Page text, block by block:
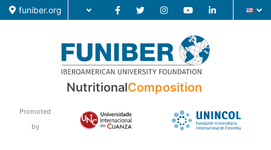
funiber.org
Food Composition
Academic Education
Research
NutritionalComposition
Promoted
by